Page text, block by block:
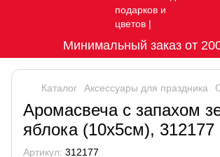
Минимальный заказ от
Каталог Аксессуары для праздника
Аромасвеча с запахом
яблока (10х5см), 312177
Артикул: 312177